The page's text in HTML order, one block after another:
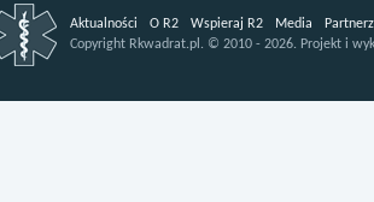
Aktualności O R2 Wspieraj R2 Media
Copyright Rkwadrat.pl. © 2010 - 2026. Projekt i